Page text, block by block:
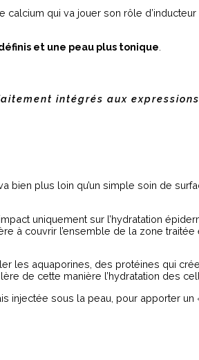
calcium qui va jouer son rôle
et une peau plus tonique
intégrés aux
va bien plus loin qu’un simple soin de
uniquement sur l’hydratation
à couvrir l’ensemble de la zone
les aquaporines, des protéines qui
de cette manière l’hydratation des
injectée sous la peau, pour apporter